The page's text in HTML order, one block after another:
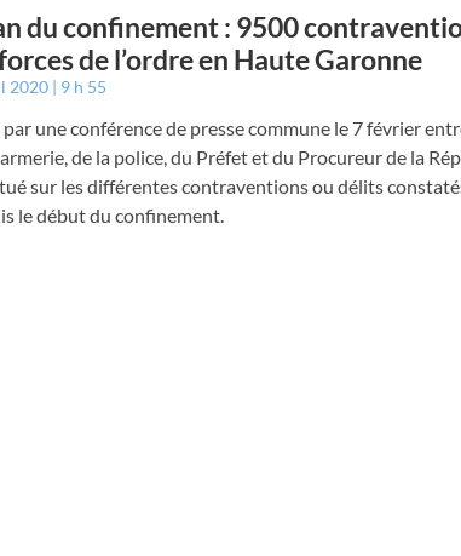
du confinement : 9500
de l’ordre en Haute Garonne
2020 9 h 55
par une conférence de presse commune le 7 février
de la police, du Préfet et du Procureur de la
sur les différentes contraventions ou délits
le début du confinement.